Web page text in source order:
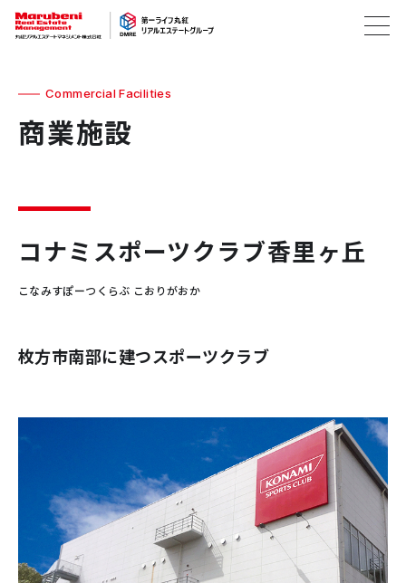
Commercial Facilities
商業施設
コナミスポーツクラブ香里ヶ丘
こなみすぽーつくらぶ こおりがおか
枚方市南部に建つスポーツクラブ